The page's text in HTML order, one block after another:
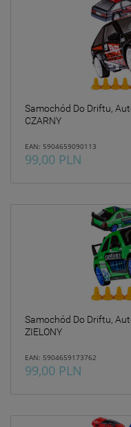
Samochód Do Driftu,
CZARNY
EAN: 5904659090113
99,00 PLN
Samochód Do Driftu,
ZIELONY
EAN: 5904659173762
99,00 PLN